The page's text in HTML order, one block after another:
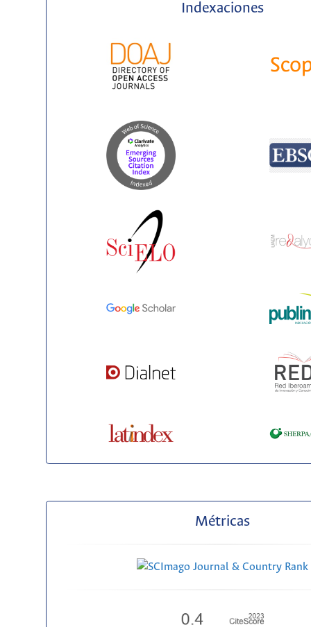
Indexaciones
Métricas